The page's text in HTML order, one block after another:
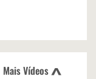
<
Mais Vídeos